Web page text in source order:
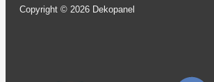
Copyright © 2026 Dekopanel